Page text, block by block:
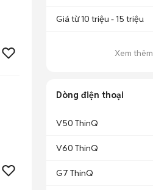
Giá từ 10 triệu - 15 triệu
Xem thêm
Dòng điện thoại
V50 ThinQ
V60 ThinQ
G7 ThinQ